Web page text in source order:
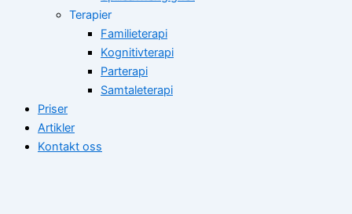
Terapier
Familieterapi
Kognitivterapi
Parterapi
Samtaleterapi
Priser
Artikler
Kontakt oss